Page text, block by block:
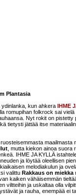
Plantasia
kun ahkera
IHME
romupihan folkrock sai
Nyt rokit on pistetty
tietysti jättää itse
maailmasta
, mutta kiekon ainoa suora
IHME JA KYLLÄ
ja löytää oleellisen
melodiakulun ja
valittu Rakkaus on miekka
kaiken vähäisemmän
viltteihin ja uskaltaa olla
ja rauha, enempää ei